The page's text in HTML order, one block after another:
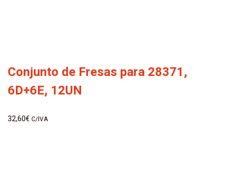
Conjunto de Fresas para 28371,
6D+6E, 12UN
32,60€ C/IVA